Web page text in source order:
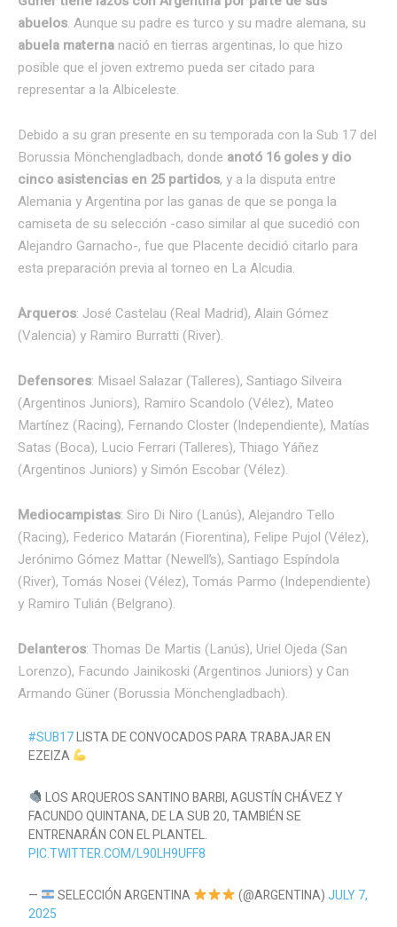
abuelos. Aunque su padre es turco y su madre alemana, su
abuela materna nació en tierras argentinas, lo que hizo
posible que el joven extremo pueda ser citado para
representar a la Albiceleste.
Debido a su gran presente en su temporada con la Sub 17 del
Borussia Mönchengladbach, donde anotó 16 goles y dio
cinco asistencias en 25 partidos, y a la disputa entre
Alemania y Argentina por las ganas de que se ponga la
camiseta de su selección -caso similar al que sucedió con
Alejandro Garnacho-, fue que Placente decidió citarlo para
esta preparación previa al torneo en La Alcudia.
Arqueros: José Castelau (Real Madrid), Alain Gómez
(Valencia) y Ramiro Burratti (River).
Defensores: Misael Salazar (Talleres), Santiago Silveira
(Argentinos Juniors), Ramiro Scandolo (Vélez), Mateo
Martínez (Racing), Fernando Closter (Independiente), Matías
Satas (Boca), Lucio Ferrari (Talleres), Thiago Yáñez
(Argentinos Juniors) y Simón Escobar (Vélez).
Mediocampistas: Siro Di Niro (Lanús), Alejandro Tello
(Racing), Federico Matarán (Fiorentina), Felipe Pujol (Vélez),
Jerónimo Gómez Mattar (Newell’s), Santiago Espíndola
(River), Tomás Nosei (Vélez), Tomás Parmo (Independiente)
y Ramiro Tulián (Belgrano).
Delanteros: Thomas De Martis (Lanús), Uriel Ojeda (San
Lorenzo), Facundo Jainikoski (Argentinos Juniors) y Can
Armando Güner (Borussia Mönchengladbach).
#SUB17LISTA DE CONVOCADOS PARA TRABAJAR EN
EZEIZA
LOS ARQUEROS SANTINO BARBI, AGUSTÍN CHÁVEZ Y
FACUNDO QUINTANA, DE LA SUB 20, TAMBIÉN SE
ENTRENARÁN CON EL PLANTEL.
PIC.TWITTER.COM/L90LH9UFF8
— SELECCIÓN ARGENTINA (@ARGENTINA)JULY 7,
2025